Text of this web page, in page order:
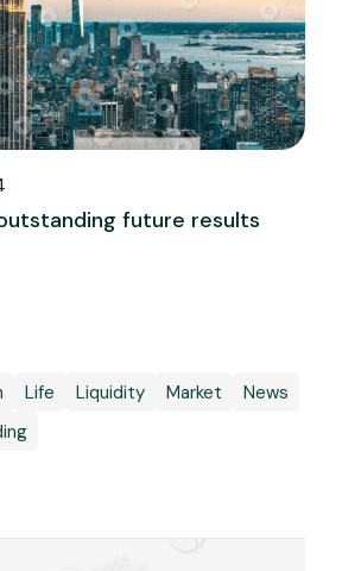
future results
Life Liquidity Market
News